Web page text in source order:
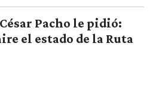
Pacho le pidió:
el estado de la Ruta